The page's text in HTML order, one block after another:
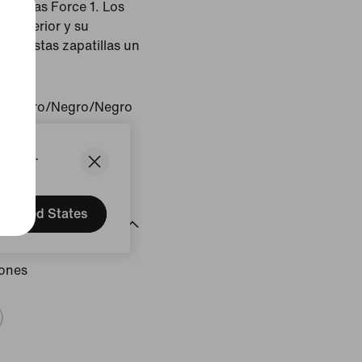
United States
con las Force 1. Los
superior y su
de estas zapatillas un
Negro/Negro/Negro